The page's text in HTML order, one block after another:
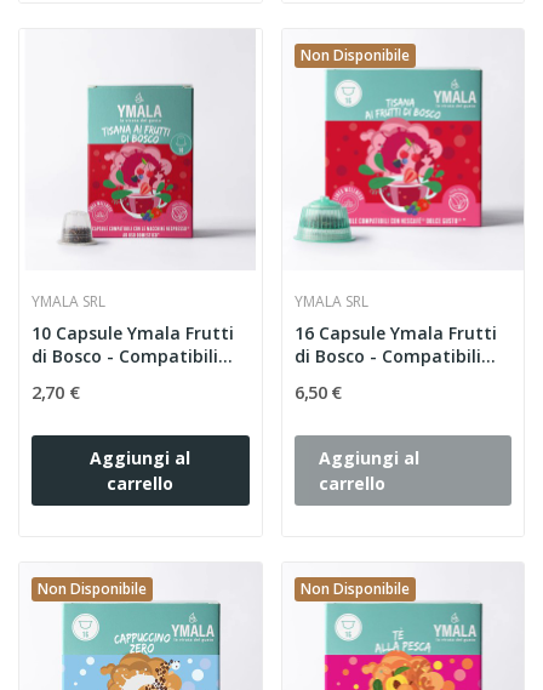
YMALA SRL
10 Capsule Ymala Frutti
di Bosco - Compatibili...
2,70 €
Aggiungi al
carrello
Non Disponibile
YMALA SRL
16 Capsule Ymala Frutti
di Bosco - Compatibili...
6,50 €
Aggiungi al
carrello
Non Disponibile Non Disponibile